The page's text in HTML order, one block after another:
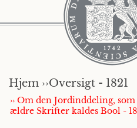
Hjem ››Oversigt - 1821
›› Om den Jordinddeling,
ældre Skrifter kaldes Bool -